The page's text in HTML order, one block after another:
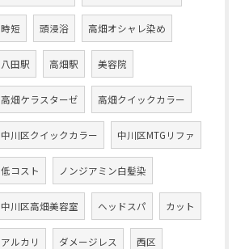
時短 頭浸浴 高畑オシャレ染め
八田駅 高畑駅 美容院
高畑ケラスターゼ 高畑クイックカラー
中川区クイックカラー 中川区MTGリファ
低コスト ノンジアミン白髪染
中川区高畑美容室 ヘッドスパ カット
アルカリ ダメージレス 西区